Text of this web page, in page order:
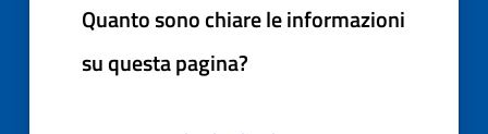
Quanto sono chiare le informazioni
su questa pagina?